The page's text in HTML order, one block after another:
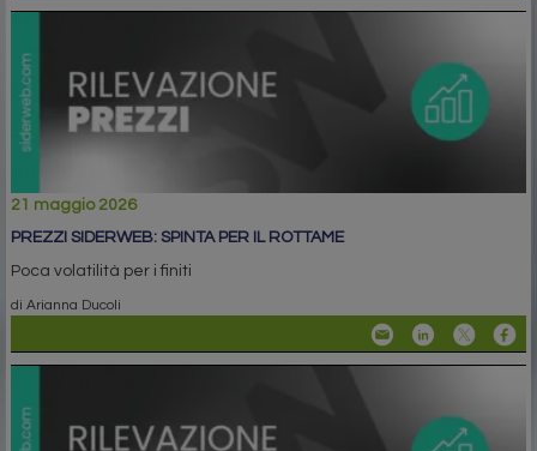
21 maggio 2026
PREZZI SIDERWEB: SPINTA PER IL ROTTAME
Poca volatilità per i finiti
di Arianna Ducoli